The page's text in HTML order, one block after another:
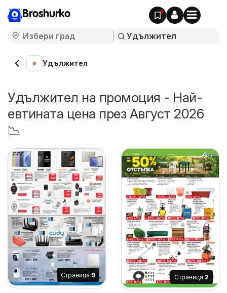
Broshurko
Удължител
Удължител на промоция - Най-
евтината цена през Август 2026
📉
Cтраница 9 Cтраница 2